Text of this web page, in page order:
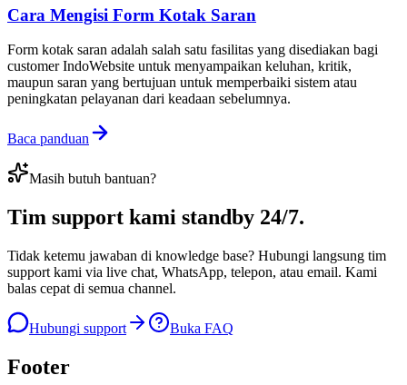
Cara Mengisi Form Kotak Saran
Form kotak saran adalah salah satu fasilitas yang disediakan bagi
customer IndoWebsite untuk menyampaikan keluhan, kritik,
maupun saran yang bertujuan untuk memperbaiki sistem atau
peningkatan pelayanan dari keadaan sebelumnya.
Baca panduan
Masih butuh bantuan?
Tim support kami standby 24/7.
Tidak ketemu jawaban di knowledge base? Hubungi langsung tim
support kami via live chat, WhatsApp, telepon, atau email. Kami
balas cepat di semua channel.
Hubungi support Buka FAQ
Footer